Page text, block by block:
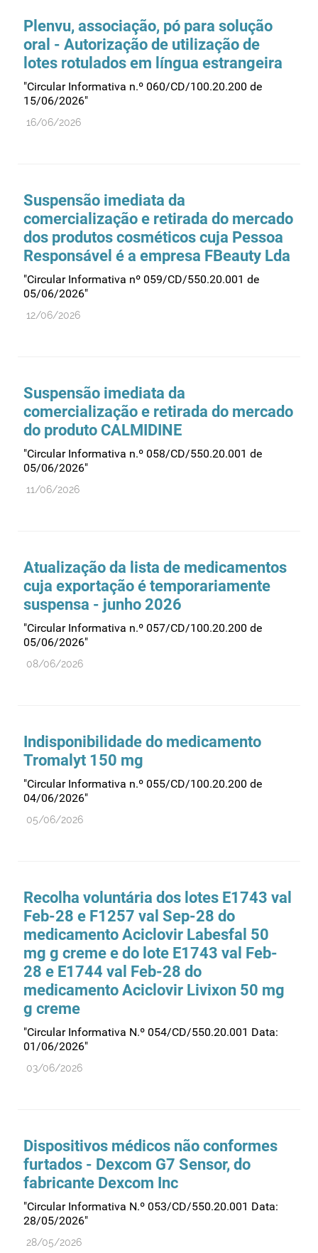
Gestão financeira e patrimonial
Hemoderivados
Importação
Informação estatística
Informação institucional
Legislação
Licenciamentos
Locais de venda
Manutenção no mercado
Medicamentos de uso humano
Medicamentos genéricos
Nanotecnologia
Planeamento
Plantas medicinais
Prescrição
Preços
Qualidade e normalização
Reações adversas
Recursos humanos
Registo
Regulamentação
Supervisão do mercado
Taxas
Tecnologias da saúde
Plenvu, associação, pó para solução
oral - Autorização de utilização de
lotes rotulados em língua estrangeira
"Circular Informativa n.º 060/CD/100.20.200 de
15/06/2026"
16/06/2026
Suspensão imediata da
comercialização e retirada do mercado
dos produtos cosméticos cuja Pessoa
Responsável é a empresa FBeauty Lda
"Circular Informativa nº 059/CD/550.20.001 de
05/06/2026"
12/06/2026
Suspensão imediata da
comercialização e retirada do mercado
do produto CALMIDINE
"Circular Informativa n.º 058/CD/550.20.001 de
05/06/2026"
11/06/2026
Atualização da lista de medicamentos
cuja exportação é temporariamente
suspensa - junho 2026
"Circular Informativa n.º 057/CD/100.20.200 de
05/06/2026"
08/06/2026
Indisponibilidade do medicamento
Tromalyt 150 mg
"Circular Informativa n.º 055/CD/100.20.200 de
04/06/2026"
05/06/2026
Recolha voluntária dos lotes E1743 val
Feb-28 e F1257 val Sep-28 do
medicamento Aciclovir Labesfal 50
mg g creme e do lote E1743 val Feb-
28 e E1744 val Feb-28 do
medicamento Aciclovir Livixon 50 mg
g creme
"Circular Informativa N.º 054/CD/550.20.001 Data:
01/06/2026"
03/06/2026
Dispositivos médicos não conformes
furtados - Dexcom G7 Sensor, do
fabricante Dexcom Inc
"Circular Informativa N.º 053/CD/550.20.001 Data:
28/05/2026"
28/05/2026